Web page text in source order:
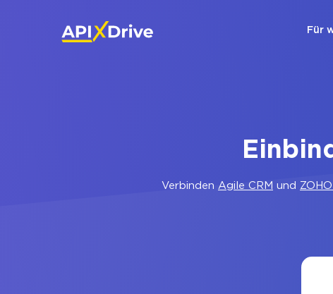
Für
Verbinden Agile CRM und